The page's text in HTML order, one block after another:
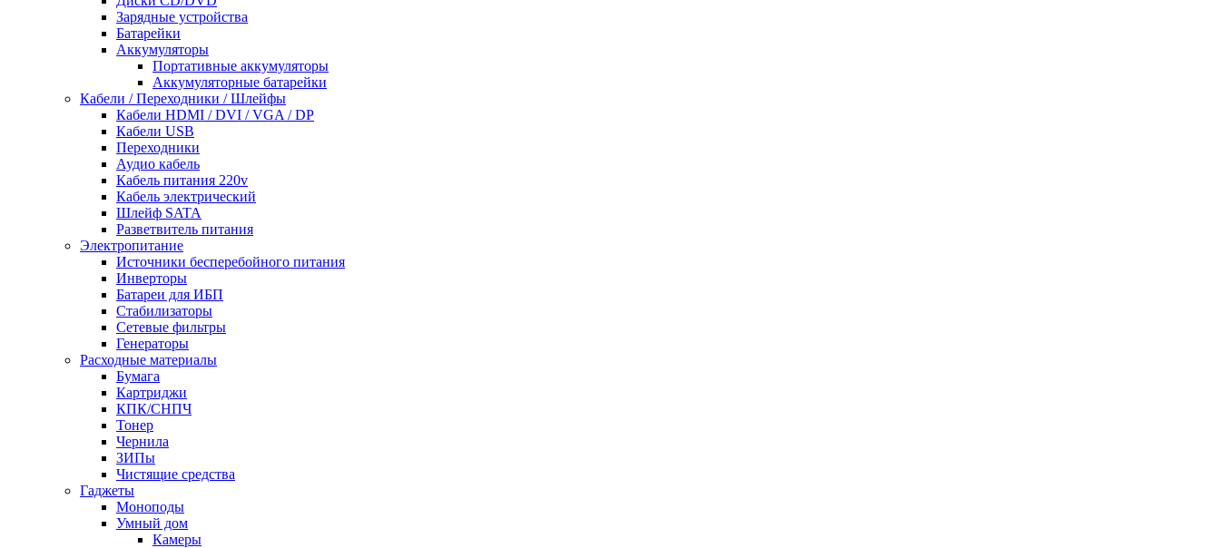
Зарядные устройства
Батарейки
Аккумуляторы
Портативные аккумуляторы
Аккумуляторные батарейки
Кабели / Переходники / Шлейфы
Кабели HDMI / DVI / VGA / DP
Кабели USB
Переходники
Аудио кабель
Кабель питания 220v
Кабель электрический
Шлейф SATA
Разветвитель питания
Электропитание
Источники бесперебойного питания
Инверторы
Батареи для ИБП
Стабилизаторы
Сетевые фильтры
Генераторы
Расходные материалы
Бумага
Картриджи
КПК/СНПЧ
Тонер
Чернила
ЗИПы
Чистящие средства
Гаджеты
Моноподы
Умный дом
Камеры